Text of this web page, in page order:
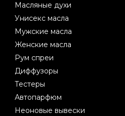
Масляные духи
Унисекс масла
Мужские масла
Женские масла
Рум спреи
Диффузоры
Тестеры
Автопарфюм
Неоновые вывески